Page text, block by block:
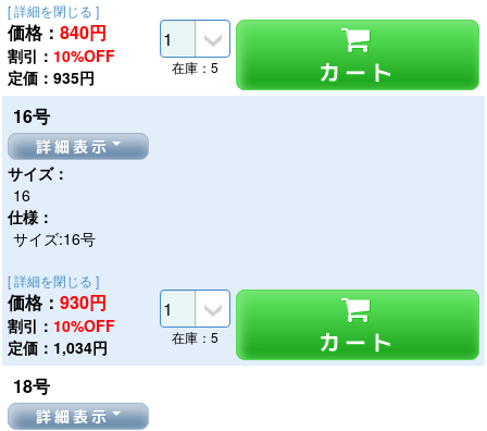
[ 詳細を閉じる ]
価格： 840円
割引： 10%OFF
定価：935円
カート
在庫：5
16号
詳細表示
サイズ：
16
仕様：
サイズ:16号
[ 詳細を閉じる ]
価格： 930円
割引： 10%OFF
定価：1,034円
カート
在庫：5
18号
詳細表示